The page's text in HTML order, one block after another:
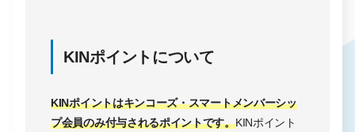
KINポイントについて
KINポイントはキンコーズ・スマートメンバーシッ
プ会員のみ付与されるポイントです。KINポイント